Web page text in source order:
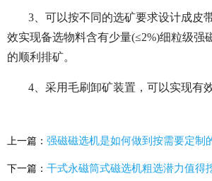
3、可以按不同的选矿要求设计成皮
效实现备选物料含有少量(≤2%)细粒级强
的顺利排矿。
4、采用毛刷卸矿装置，可以实现有
上一篇： 强磁磁选机是如何做到按需要定制
下一篇： 干式永磁筒式磁选机粗选潜力值得